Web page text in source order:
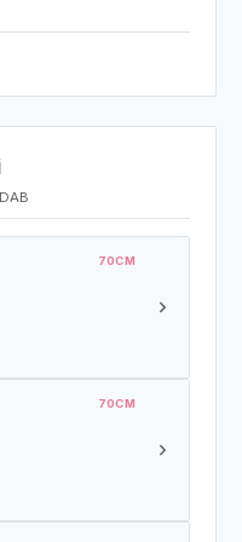
70CM
chevron_right
70CM
chevron_right